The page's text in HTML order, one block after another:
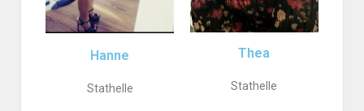
Hanne
Stathelle
Thea
Stathelle